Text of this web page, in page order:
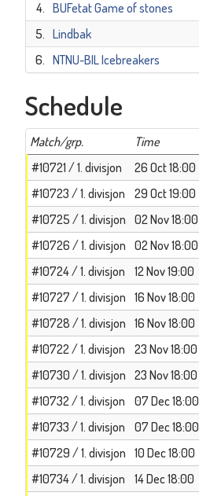
4. BUFetat Game of stones
5. Lindbak
6. NTNU-BIL Icebreakers
Schedule
Match/grp. Time
#10721 / 1. divisjon
26 Oct 18:00
#10723 / 1. divisjon
29 Oct 19:00
#10725 / 1. divisjon 02 Nov 18:00
#10726 / 1. divisjon 02 Nov 18:00
#10724 / 1. divisjon
12 Nov 19:00
#10727 / 1. divisjon 16 Nov 18:00
#10728 / 1. divisjon 16 Nov 18:00
#10722 / 1. divisjon
23 Nov 18:00
#10730 / 1. divisjon 23 Nov 18:00
#10732 / 1. divisjon
07 Dec 18:00
#10733 / 1. divisjon
07 Dec 18:00
#10729 / 1. divisjon 10 Dec 18:00
#10734 / 1. divisjon
14 Dec 18:00